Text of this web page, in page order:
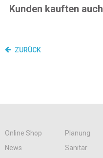
Kunden kauften auch
ZURÜCK
Online Shop
Planung
News
Sanitär